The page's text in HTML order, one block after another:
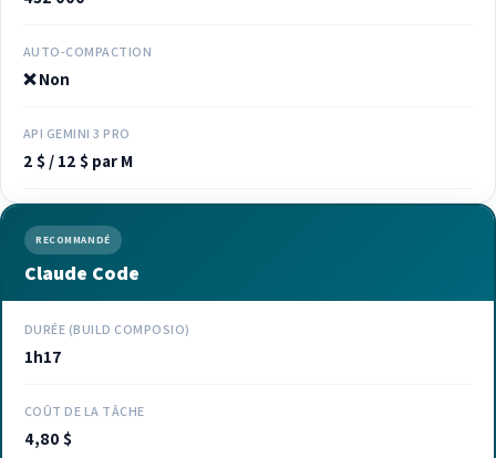
AUTO-COMPACTION
❌ Non
API GEMINI 3 PRO
2 $ / 12 $ par M
RECOMMANDÉ
Claude Code
DURÉE (BUILD COMPOSIO)
1h17
COÛT DE LA TÂCHE
4,80 $